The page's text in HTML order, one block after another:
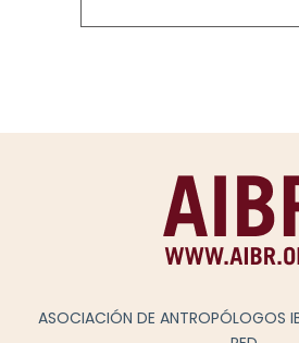
ASOCIACIÓN DE ANTROPÓLOGOS